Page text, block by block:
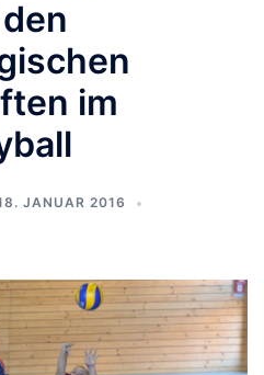
im
JANUAR 2016